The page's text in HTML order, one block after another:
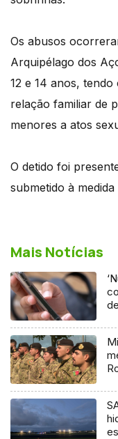
Os abusos
Arquipélago dos
12 e 14 anos,
relação familiar de
menores a atos
O detido foi
submetido à
Mais Notícias